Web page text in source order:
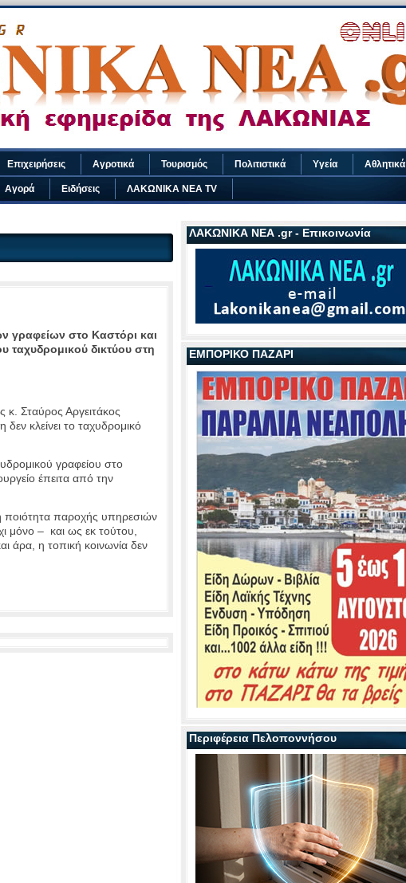
ΛΑΚΩΝΙΚΑ ΝΕΑ .gr - Επικοινωνία
ΕΜΠΟΡΙΚΟ ΠΑΖΑΡΙ
Περιφέρεια Πελοποννήσου
γραφείων στο Καστόρι και
ταχυδρομικού δικτύου στη
Σταύρος Αργειτάκος
κλείνει το ταχυδρομικό
γραφείου στο
έπειτα από την
ποιότητα παροχής υπηρεσιών
μόνο – και ως εκ τούτου,
άρα, η τοπική κοινωνία δεν
Επιχειρήσεις Αγροτικά Τουρισμός Πολιτιστικά Υγεία Αθλητικά
Αγορά Ειδήσεις ΛΑΚΩΝΙΚΑ ΝΕΑ TV